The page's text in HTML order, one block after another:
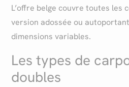
L’offre belge couvre toutes les
version adossée ou
dimensions variables.
Les types de
doubles